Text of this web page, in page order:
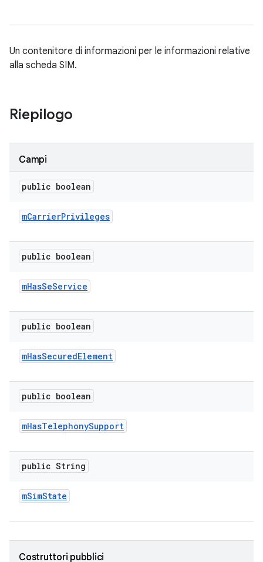
Un contenitore di informazioni per le informazioni relative
alla scheda SIM.
Riepilogo
Campi
public boolean
mCarrierPrivileges
public boolean
mHasSeService
public boolean
mHasSecuredElement
public boolean
mHasTelephonySupport
public String
mSimState
Costruttori pubblici